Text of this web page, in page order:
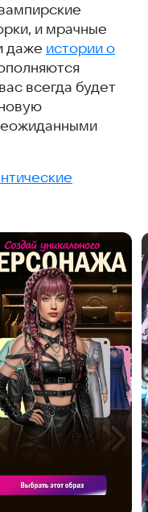
и мрачные
даже истории о
всегда будет